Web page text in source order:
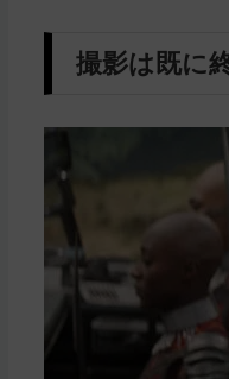
撮影は既に